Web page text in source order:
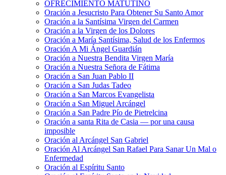
OFRECIMIENTO MATUTINO
Oración a Jesucristo Para Obtener Su Santo Amor
Oración a la Santísima Virgen del Carmen
Oración a la Virgen de los Dolores
Oración a María Santísima, Salud de los Enfermos
Oración A Mi Ángel Guardián
Oración a Nuestra Bendita Virgen María
Oración a Nuestra Señora de Fátima
Oración a San Juan Pablo II
Oración a San Judas Tadeo
Oración a San Marcos Evangelista
Oración a San Miguel Arcángel
Oración a San Padre Pío de Pietrelcina
Oración a santa Rita de Casia — por una causa
imposible
Oración al Arcángel San Gabriel
Oración Al Arcángel San Rafael Para Sanar Un Mal o
Enfermedad
Oración al Espíritu Santo